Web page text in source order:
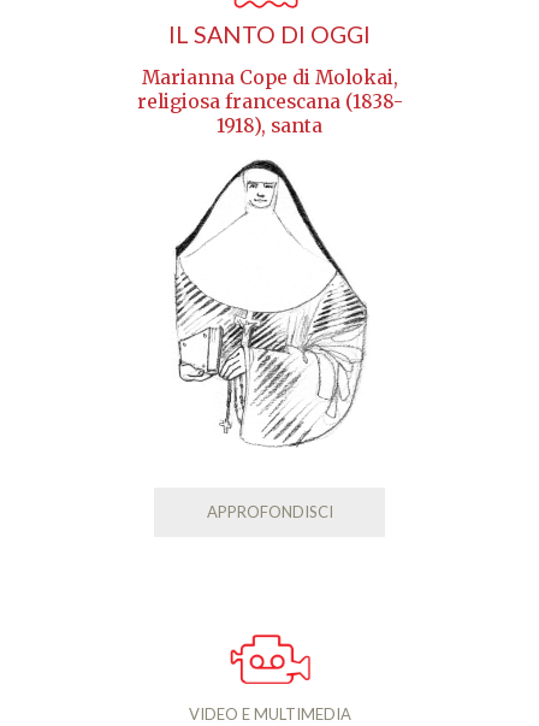
IL SANTO DI OGGI
Marianna Cope di Molokai,
religiosa francescana (1838-
1918), santa
APPROFONDISCI
VIDEO E MULTIMEDIA